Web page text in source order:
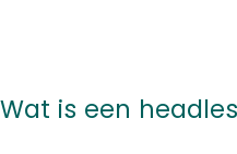
Wat is een